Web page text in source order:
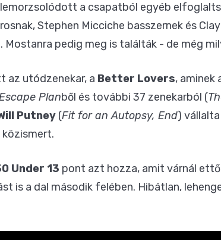
a csapatból egyéb
Stephen Micciche basszernek és
Mostanra pedig meg is találták - de még
az utódzenekar, a Better Lovers, aminek
Planből és további 37 zenekarból (
Putney (Fit for an Autopsy, End)
Under 13 pont azt hozza, amit várnál
is a dal második felében. Hibátlan,